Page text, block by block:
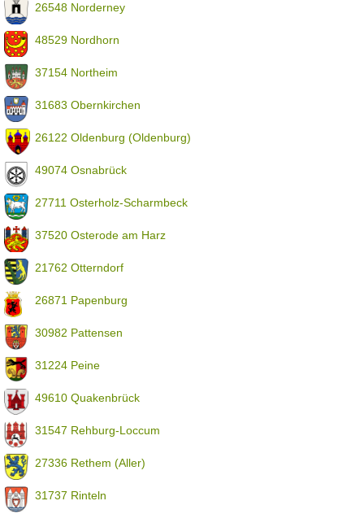
26548 Norderney
48529 Nordhorn
37154 Northeim
31683 Obernkirchen
26122 Oldenburg (Oldenburg)
49074 Osnabrück
27711 Osterholz-Scharmbeck
37520 Osterode am Harz
21762 Otterndorf
26871 Papenburg
30982 Pattensen
31224 Peine
49610 Quakenbrück
31547 Rehburg-Loccum
27336 Rethem (Aller)
31737 Rinteln